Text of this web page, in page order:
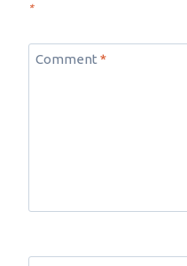
*
Comment *